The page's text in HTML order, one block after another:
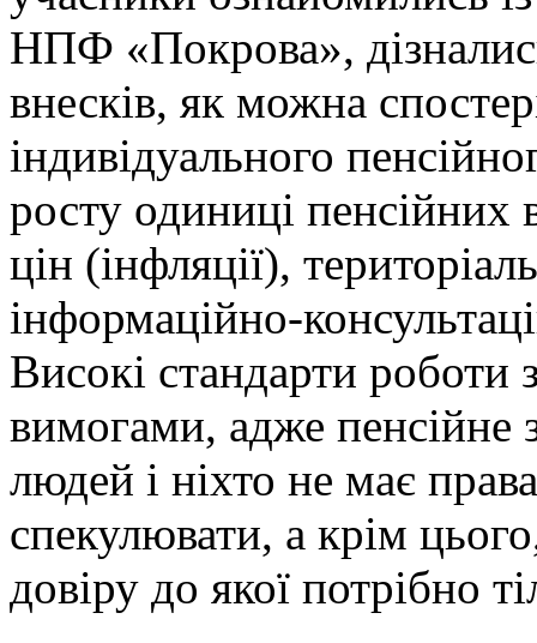
НПФ «Покрова»,
внесків, як можна
індивідуального
росту одиниці пенсійних
цін (інфляції),
інформаційно-
Високі стандарти роботи
вимогами, адже пенсійне
людей і ніхто не має
спекулювати, а крім
довіру до якої потрібно